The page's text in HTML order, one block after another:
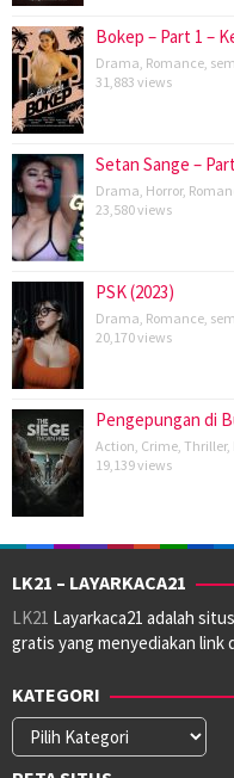
Bokep – Part 1 –
Drama Romance
31,883 views
Setan Sange –
Drama Horror,
23,580 views
PSK (2023)
Drama Romance
20,170 views
Pengepungan di
Action Crime Thriller,
19,139 views
LK21 – LAYARKACA21
LK21 Layarkaca21 adalah
gratis yang menyediakan link
KATEGORI
Kategori